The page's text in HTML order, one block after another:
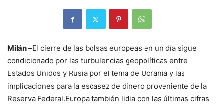
Milán –El cierre de las bolsas europeas en un día sigue
condicionado por las turbulencias geopolíticas entre
Estados Unidos y Rusia por el tema de Ucrania y las
implicaciones para la escasez de dinero proveniente de la
Reserva Federal.Europa también lidia con las últimas cifras